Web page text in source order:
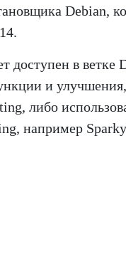
Debian,
доступен в
и
либо
например